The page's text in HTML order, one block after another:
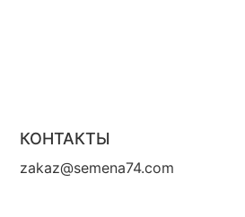
КОНТАКТЫ
zakaz@semena74.com